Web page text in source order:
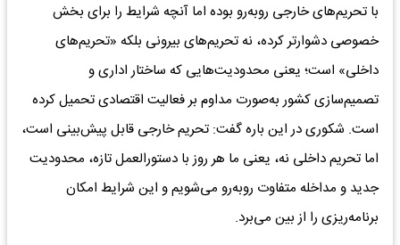
با تحریم‌های خارجی روبه‌رو بوده اما آنچه شرایط را برای بخش
خصوصی دشوارتر کرده، نه تحریم‌های بیرونی بلکه «تحریم‌های
داخلی» است؛ یعنی محدودیت‌هایی که ساختار اداری و
تصمیم‌سازی کشور به‌صورت مداوم بر فعالیت اقتصادی تحمیل کرده
است. شکوری در این باره گفت: تحریم خارجی قابل پیش‌بینی است،
اما تحریم داخلی نه، یعنی ما هر روز با دستورالعمل تازه، محدودیت
جدید و مداخله متفاوت روبه‌رو می‌شویم و این شرایط امکان
برنامه‌ریزی را از بین می‌برد.